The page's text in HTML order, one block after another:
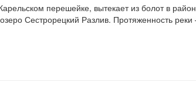
перешейке, вытекает из болот в
Сестрорецкий Разлив. Протяженность